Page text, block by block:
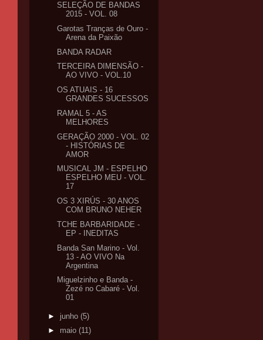
SELEÇÃO DE BANDAS
2015 - VOL. 08
Garotas Tranças de Ouro -
Arena da Paixão
BANDA RADAR
TERCEIRA DIMENSÃO -
AO VIVO - VOL.10
OS ATUAIS - 16
GRANDES SUCESSOS
RAMAL 5 - AS
MELHORES
GERAÇÃO 2000 - VOL. 02
- HISTÓRIAS DE
AMOR
MUSICAL JM - ESPELHO
ESPELHO MEU - VOL.
17
OS 3 XIRÚS - 30 ANOS
COM BRUNO NEHER
TCHE BARBARIDADE -
EP - INEDITAS
Banda San Marino - Vol.
13 - AO VIVO Na
Argentina
Miguelzinho e Banda -
Zezé no Cabaré - Vol.
01
► junho (5)
► maio (11)